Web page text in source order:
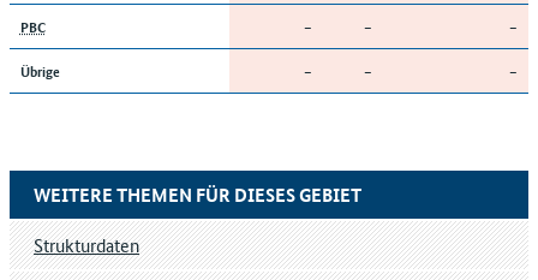
PBC – – –
Übrige – – –
WEITERE THEMEN FÜR DIESES GEBIET
Strukturdaten